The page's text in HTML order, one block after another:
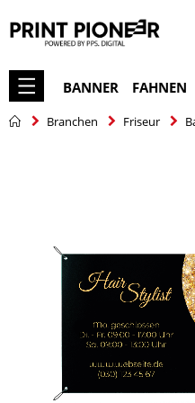
BANNER FAHNEN
Branchen Friseur